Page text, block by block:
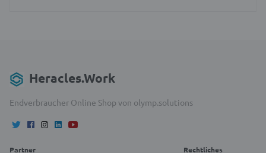
Heracles.Work
Endverbraucher Online Shop von olymp.solutions
Partner Rechtliches